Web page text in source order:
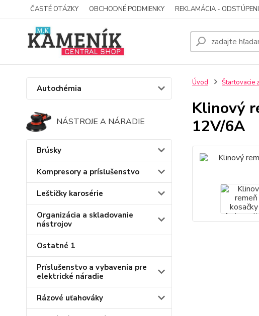
ČASTÉ OTÁZKY OBCHODNÉ PODMIENKY REKLAMÁCIA -
Autochémia
NÁSTROJE A NÁRADIE
Brúsky
Kompresory a príslušenstvo
Leštičky karosérie
Organizácia a skladovanie
nástrojov
Ostatné 1
Príslušenstvo a vybavenia pre
elektrické náradie
Rázové uťahováky
Úvod Štartovacie
Klinový
12V/6A